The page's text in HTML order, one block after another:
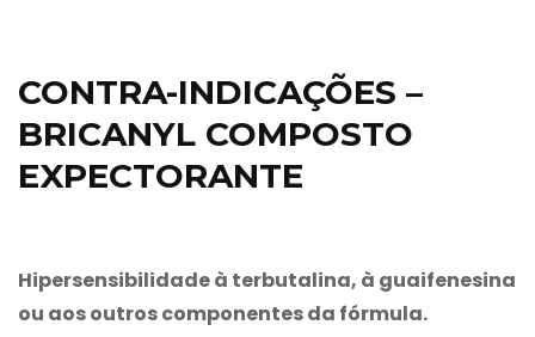
CONTRA-INDICAÇÕES –
BRICANYL COMPOSTO
EXPECTORANTE
Hipersensibilidade à terbutalina, à guaifenesina
ou aos outros componentes da fórmula.